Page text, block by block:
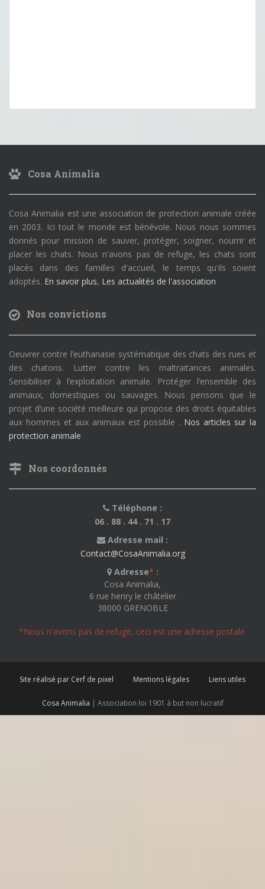
Cosa Animalia
Cosa Animalia est une association de protection animale créée
en 2003. Ici tout le monde est bénévole. Nous nous sommes
donnés pour mission de sauver, protéger, soigner, nourrir et
placer les chats. Nous n'avons pas de refuge, les chats sont
placés dans des familles d'accueil, le temps qu'ils soient
adoptés. En savoir plus, Les actualités de l'association
Nos convictions
Oeuvrer contre l’euthanasie systématique des chats des rues et
des chatons. Lutter contre les maltraitances animales.
Sensibiliser à l’exploitation animale. Protéger l’ensemble des
animaux, domestiques ou sauvages. Nous pensons que le
projet d’une société meilleure qui propose des droits équitables
aux hommes et aux animaux est possible . Nos articles sur la
protection animale
Nos coordonnés
Téléphone :
06 . 88 . 44 . 71 . 17
Adresse mail :
Contact@CosaAnimalia.org
Adresse* :
Cosa Animalia,
6 rue henry le châtelier
38000 GRENOBLE
*Nous n'avons pas de refuge, ceci est une adresse postale.
Site réalisé par Cerf de pixel Mentions légales Liens utiles
Cosa Animalia | Association loi 1901 à but non lucratif